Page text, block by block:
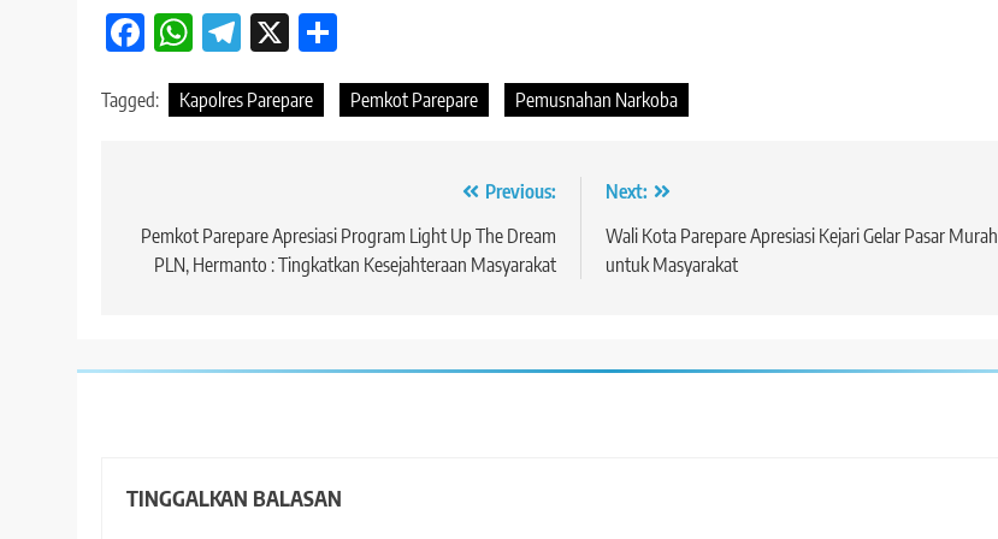
Facebook
WhatsApp
Telegram
X
Tagged: Kapolres Parepare Pemkot Parepare Pemusnahan Narkoba
pos
Previous:
Pemkot Parepare Apresiasi Program Light Up The Dream
PLN, Hermanto : Tingkatkan Kesejahteraan Masyarakat
Next:
Wali Kota Parepare Apresiasi Kejari Gelar Pasar Murah
untuk Masyarakat
TINGGALKAN BALASAN